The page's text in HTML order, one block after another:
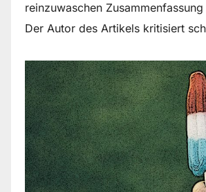
reinzuwaschen
Der Autor des Artikels kritisiert